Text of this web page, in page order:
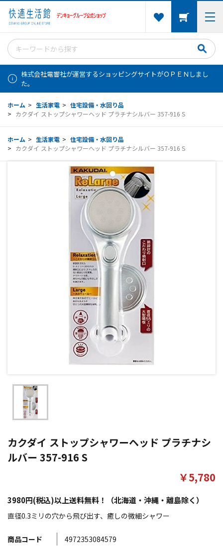
株式会社電響社が運営するショッピングサイトがＯＰＥＮしまし
た。
ホーム > 生活家電 > 住宅設備・水回り品
> カクダイ ストップシャワーヘッド プラチナシルバー 357-916 S
ホーム > 生活家電 > 住宅設備・水回り品
> カクダイ ストップシャワーヘッド プラチナシルバー 357-916 S
カクダイ ストップシャワーヘッド プラチナシ
ルバー 357-916 S
3980円(税込)以上送料無料！（北海道・沖縄・離島除く）
￥5,780
商品コード 4972353084579
直径0.3ミリの穴から飛び出す、癒しの微細シャワー